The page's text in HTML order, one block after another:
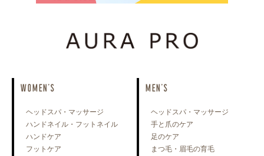
WOMEN'S
ヘッドスパ・マッサージ
ハンドネイル・フットネイル
ハンドケア
フットケア
MEN'S
ヘッドスパ・マッサージ
手と爪のケア
足のケア
まつ毛・眉毛の育毛